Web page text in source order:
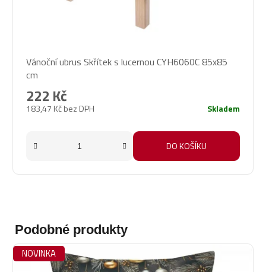
Vánoční ubrus Skřítek s lucernou CYH6060C 85x85
cm
183,47 Kč bez DPH
222 Kč
Skladem
DO KOŠÍKU
Podobné produkty
NOVINKA